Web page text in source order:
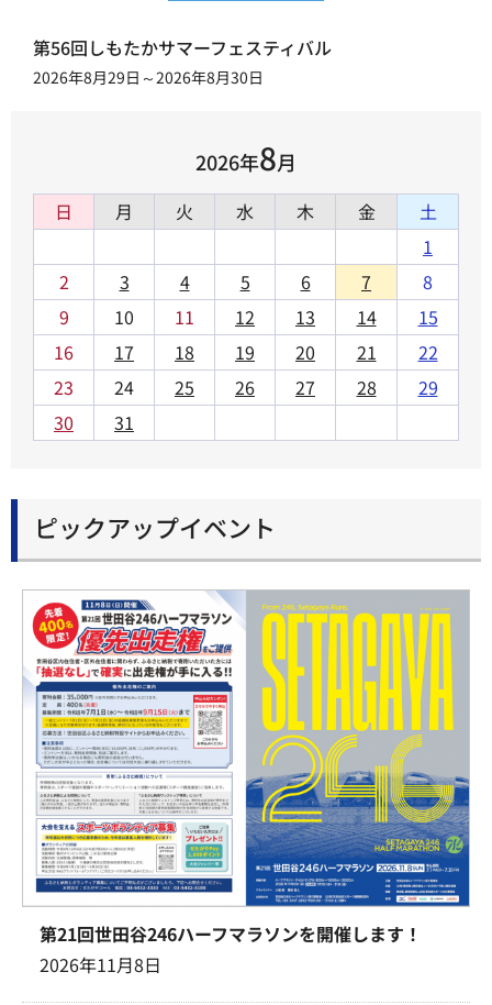
第56回しもたかサマーフェスティバル
2026年8月29日～2026年8月30日
2026年8月
日 月 火 水 木 金
土
1
2
3 4 5 6 7
8
9
10 11 12 13 14
15
16
17 18 19 20 21
22
23
24 25 26 27 28
29
30
31
ピックアップイベント
第21回世田谷246ハーフマラソンを開催します！
2026年11月8日